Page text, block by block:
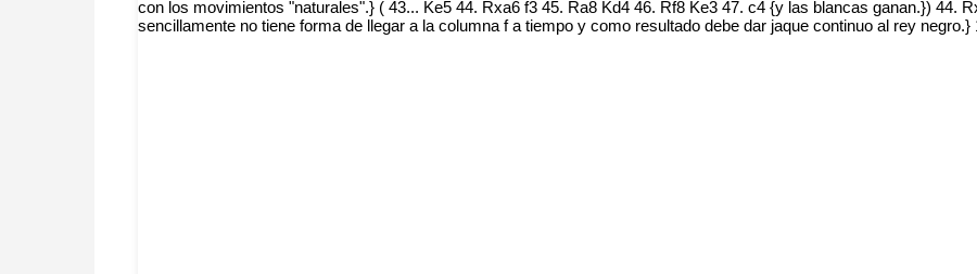
con los movimientos "naturales".} ( 43... Ke5 44. Rxa6 f3 45. Ra8 Kd4 46. Rf8 Ke3 47. c4 {y las blancas ganan.}) 44.
sencillamente no tiene forma de llegar a la columna f a tiempo y como resultado debe dar jaque continuo al rey negro.}